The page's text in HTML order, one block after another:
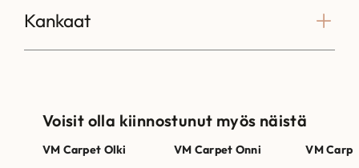
Kankaat
Voisit olla kiinnostunut myös näistä
VM Carpet Olki
VM Carpet Onni
VM